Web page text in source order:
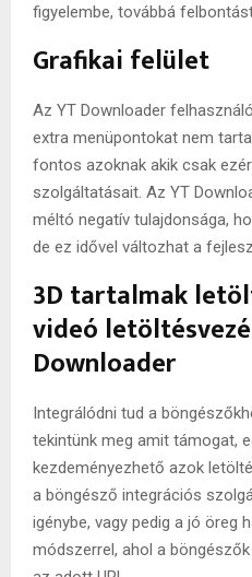
figyelembe, továbbá
Grafikai felület
Az YT Downloader
extra menüpontokat nem
fontos azoknak akik csak
szolgáltatásait. Az YT
méltó negatív tulajdonsága,
de ez idővel változhat a
3D tartalmak
videó
Downloader
Integrálódni tud a
tekintünk meg amit támogat,
kezdeményezhető azok
a böngésző integrációs
igénybe, vagy pedig a jó öreg
módszerrel, ahol a